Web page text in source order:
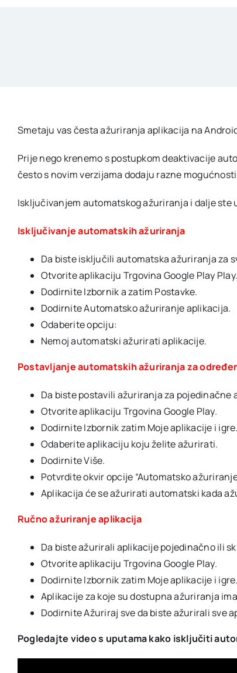
Smetaju vas česta ažuriranja aplikacija na
Prije nego krenemo s postupkom deaktivacije
često s novim verzijama dodaju razne
Isključivanjem automatskog ažuriranja i dalje
Isključivanje automatskih ažuriranja
Da biste isključili automatska ažuriranja za
Otvorite aplikaciju Trgovina Google Play Play.
Dodirnite Izbornik a zatim Postavke.
Dodirnite Automatsko ažuriranje aplikacija.
Odaberite opciju:
Nemoj automatski ažurirati aplikacije.
Postavljanje automatskih ažuriranja za
Da biste postavili ažuriranja za pojedinačne
Otvorite aplikaciju Trgovina Google Play.
Dodirnite Izbornik zatim Moje aplikacije i igre.
Odaberite aplikaciju koju želite ažurirati.
Dodirnite Više.
Potvrdite okvir opcije “Automatsko
Aplikacija će se ažurirati automatski kada
Ručno ažuriranje aplikacija
Da biste ažurirali aplikacije pojedinačno ili
Otvorite aplikaciju Trgovina Google Play.
Dodirnite Izbornik zatim Moje aplikacije i igre.
Aplikacije za koje su dostupna ažuriranja
Dodirnite Ažuriraj sve da biste ažurirali sve
Pogledajte video s uputama kako isključiti